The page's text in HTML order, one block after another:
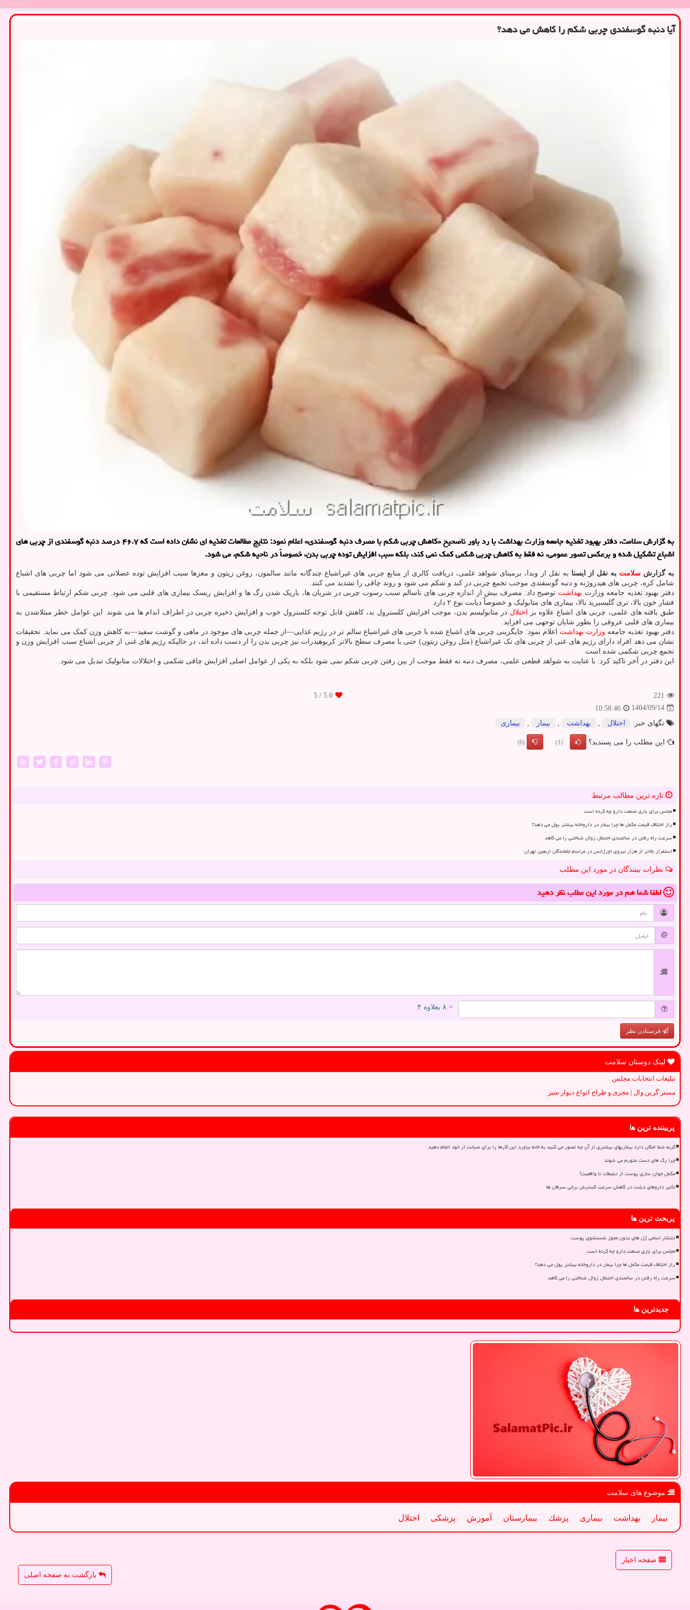
آیا دنبه گوسفندی چربی شکم را کاهش می دهد؟
به گزارش سلامت، دفتر بهبود تغذیه جامعه وزارت بهداشت با رد باور ناصحیح «کاهش چربی شکم با مصرف دنبه گوسفندی» اعلام نمود: نتایج مطالعات تغذیه ای نشان داده است که ۴۶.۷ درصد دنبه گوسفندی از چربی های
اشباع تشکیل شده و برعکس تصور عمومی، نه فقط به کاهش چربی شکمی کمک نمی کند، بلکه سبب افزایش توده چربی بدن، خصوصاً در ناحیه شکم، می شود.
به گزارشسلامت به نقل از ایسنا به نقل از وبدا، برمبنای شواهد علمی، دریافت کالری از منابع چربی های غیراشباع چندگانه مانند سالمون، روغن زیتون و مغزها سبب افزایش توده عضلانی می شود اما چربی های اشباع
شامل کره، چربی های هیدروژنه و دنبه گوسفندی موجب تجمع چربی در کبد و شکم می شود و روند چاقی را تشدید می کنند.
دفتر بهبود تغذیه جامعه وزارت بهداشت توضیح داد: مصرف بیش از اندازه چربی های ناسالم سبب رسوب چربی در شریان ها، باریک شدن رگ ها و افزایش ریسک بیماری های قلبی می شود. چربی شکم ارتباط مستقیمی با
فشار خون بالا، تری گلیسیرید بالا، بیماری های متابولیک و خصوصاً دیابت نوع ۲ دارد.
طبق یافته های علمی، چربی های اشباع علاوه بر
اختلال در متابولیسم بدن، موجب افزایش کلسترول بد، کاهش قابل توجه کلسترول خوب و افزایش ذخیره چربی در اطراف اندام ها می شوند. این عوامل خطر مبتلاشدن به
بیماری های قلبی عروقی را بطور شایان توجهی می افزاید.
دفتر بهبود تغذیه جامعه وزارت بهداشت اعلام نمود: جایگزینی چربی های اشباع شده با چربی های غیراشباع سالم تر در رژیم غذایی—از جمله چربی های موجود در ماهی و گوشت سفید—به کاهش وزن کمک می نماید. تحقیقات
نشان می دهد افراد دارای رژیم های غنی از چربی های تک غیراشباع (مثل روغن زیتون) حتی با مصرف سطح بالاتر کربوهیدرات نیز چربی بدن را از دست داده اند، در حالیکه رژیم های غنی از چربی اشباع سبب افزایش وزن و
تجمع چربی شکمی شده است.
این دفتر در آخر تاکید کرد: با عنایت به شواهد قطعی علمی، مصرف دنبه نه فقط موجب از بین رفتن چربی شکم نمی شود بلکه به یکی از عوامل اصلی افزایش چاقی شکمی و اختلالات متابولیک تبدیل می شود.
221
5.0
/ 5
1404/09/14
10:58:46
تگهای خبر:
اختلال , بهداشت , بیمار , بیماری
این مطلب را می پسندید؟ (1)
(0)
تازه ترین مطالب مرتبط
مجلس برای یاری صنعت دارو چه کرده است
راز اختلاف قیمت مکمل ها چرا بیمار در داروخانه بیشتر پول می دهد؟
سرعت راه رفتن در سالمندی احتمال زوال شناختی را می کاهد
استقرار بالاتر از هزار نیروی اورژانس در مراسم جاماندگان اربعین تهران
نظرات بینندگان در مورد این مطلب
لطفا شما همدر مورد این مطلبنظر دهید
= ۸ بعلاوه ۴
فرستادن نظر
لینک دوستان سلامت
تبلیغات انتخابات مجلس
مستر گرین وال | مجری و طراح انواع دیوار سبز
پربیننده ترین ها
گربه شما امکان دارد بیماریهای بیشتری از آن چه تصور می کنید به خانه بیاورد این کارها را برای صیانت از خود انجام دهید
چرا رگ های دست متورم می شوند
مکمل جوان سازی پوست از تبلیغات تا واقعیت!
تأثیر داروهای دیابت در کاهش سرعت گسترش برخی سرطان ها
پربحث ترین ها
انتشار اسامی ژل های بدون مجوز شستشوی پوست
مجلس برای یاری صنعت دارو چه کرده است
راز اختلاف قیمت مکمل ها چرا بیمار در داروخانه بیشتر پول می دهد؟
سرعت راه رفتن در سالمندی احتمال زوال شناختی را می کاهد
جدیدترین ها
موضوع های سلامت
بیمار بهداشت بیماری پزشك بیمارستان آموزش پزشكی اختلال
صفحه اخبار
بازگشت به صفحه اصلی